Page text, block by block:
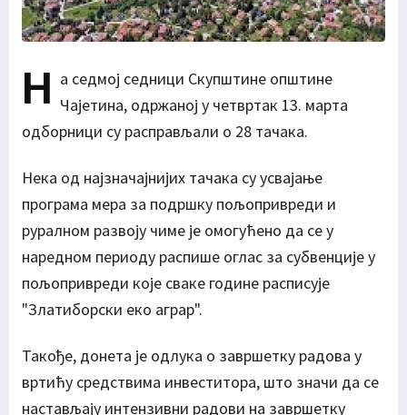
Н а седмој седници Скупштине општине
Чајетина, одржаној у четвртак 13. марта
одборници су расправљали о 28 тачака.
Нека од најзначајнијих тачака су усвајање
програма мера за подршку пољопривреди и
руралном развоју чиме је омогућено да се у
наредном периоду распише оглас за субвенције у
пољопривреди које сваке године расписује
"Златиборски еко аграр".
Такође, донета је одлука о завршетку радова у
вртићу средствима инвеститора, што значи да се
настављају интензивни радови на завршетку